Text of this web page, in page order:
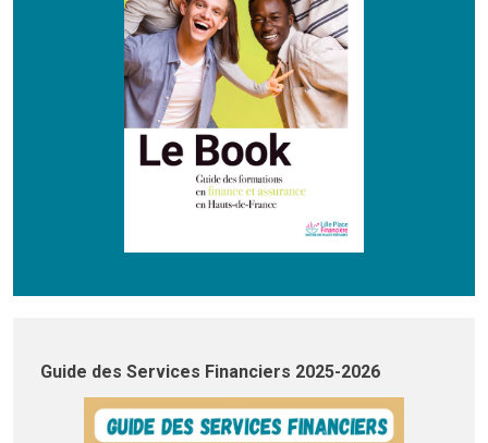
Guide des Services Financiers 2025-2026